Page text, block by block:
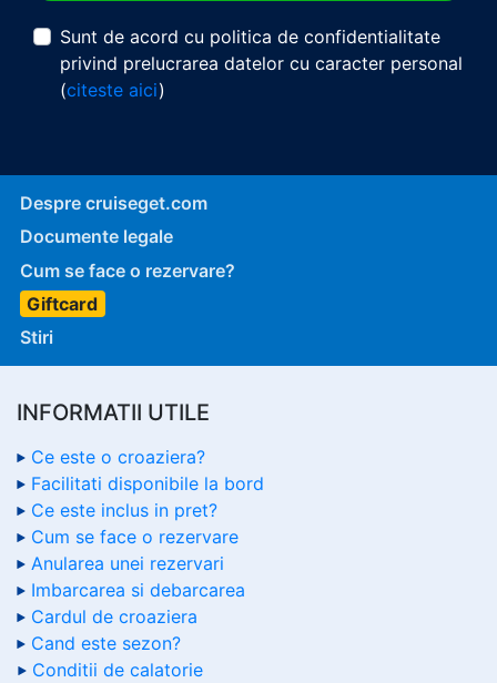
Sunt de acord cu politica de confidentialitate
privind prelucrarea datelor cu caracter personal
(citeste aici)
Despre cruiseget.com
Documente legale
Cum se face o rezervare?
Giftcard
Stiri
INFORMATII UTILE
Ce este o croaziera?
Facilitati disponibile la bord
Ce este inclus in pret?
Cum se face o rezervare
Anularea unei rezervari
Imbarcarea si debarcarea
Cardul de croaziera
Cand este sezon?
Conditii de calatorie